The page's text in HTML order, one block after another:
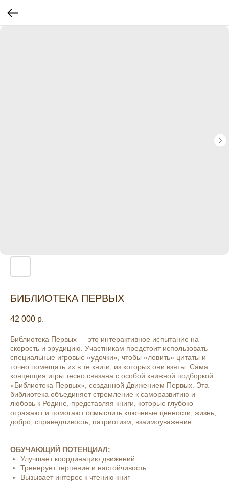
БИБЛИОТЕКА ПЕРВЫХ
42 000 р.
Библиотека Первых — это интерактивное испытание на
скорость и эрудицию. Участникам предстоит использовать
специальные игровые «удочки», чтобы «ловить» цитаты и
точно помещать их в те книги, из которых они взяты. Сама
концепция игры тесно связана с особой книжной подборкой
«Библиотека Первых», созданной Движением Первых. Эта
библиотека объединяет стремление к саморазвитию и
любовь к Родине, представляя книги, которые глубоко
отражают и помогают осмыслить ключевые ценности, жизнь,
добро, справедливость, патриотизм, взаимоуважение
ОБУЧАЮЩИЙ ПОТЕНЦИАЛ:
Улучшает координацию движений
Тренерует терпение и настойчивость
Вызывает интерес к чтению книг